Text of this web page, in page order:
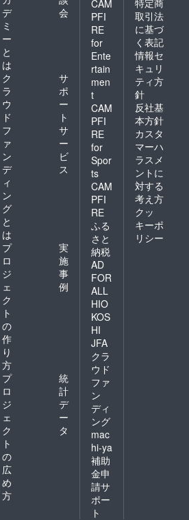
デ
ミ
ー
と
は
会
ク
ラ
ウ
ド
フ
ァ
ン
デ
ィ
ン
グ
と
は
サ
ポ
ー
ト
サ
ー
ビ
ス
プ
ロ
ジ
ェ
ク
ト
の
作
り
方
実
施
事
例
プ
ロ
ジ
ェ
ク
ト
の
広
め
方
統
計
デ
ー
タ
CAM
PFI
RE
for
Ente
rtain
men
t
CAM
PFI
RE
for
Spor
ts
CAM
PFI
RE
ふる
さと
納税
AD
FOR
ALL
HIO
KOS
HI
JFA
クラ
ウド
ファ
ン
ディ
ング
mac
hi-ya
補助
金申
請サ
ポー
ト
取引法
に基づ
く表記
情報セ
キュリ
ティ方
針
反社基
本方針
カスタ
マーハ
ラスメ
ントに
対する
考え方
クッ
キーポ
リシー